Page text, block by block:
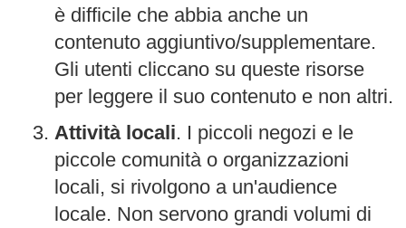
è difficile che abbia anche un
contenuto aggiuntivo/supplementare.
Gli utenti cliccano su queste risorse
per leggere il suo contenuto e non altri.
Attività locali. I piccoli negozi e le
piccole comunità o organizzazioni
locali, si rivolgono a un'audience
locale. Non servono grandi volumi di